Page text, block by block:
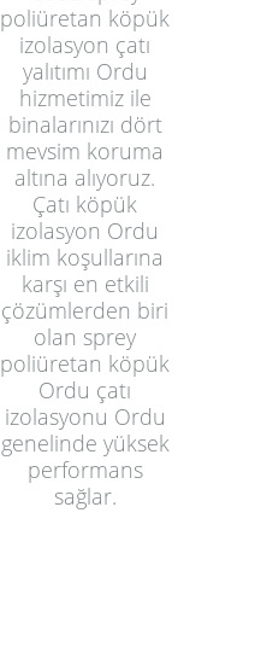
poliüretan köpük
izolasyon çatı
yalıtımı Ordu
hizmetimiz ile
binalarınızı dört
mevsim koruma
altına alıyoruz.
Çatı köpük
izolasyon Ordu
iklim koşullarına
karşı en etkili
çözümlerden biri
olan sprey
poliüretan köpük
Ordu çatı
izolasyonu Ordu
genelinde yüksek
performans
sağlar.